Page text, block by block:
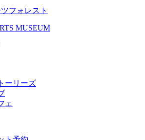
フォレスト
ーリーズ
ェ